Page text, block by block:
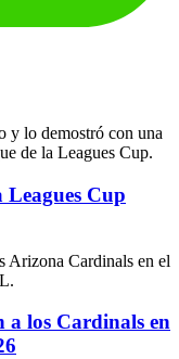
Leagues Cup
a los Cardinals en